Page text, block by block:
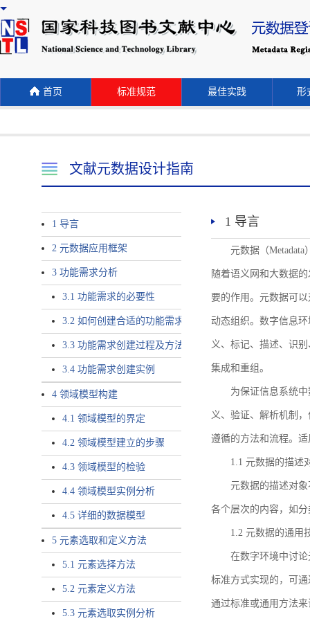
首页 标准规范 最佳实践 形
文献元数据设计指南
1 导言
2 元数据应用框架
3 功能需求分析
3.1 功能需求的必要性
3.2 如何创建合适的功能需求
3.3 功能需求创建过程及方法
3.4 功能需求创建实例
4 领域模型构建
4.1 领域模型的界定
4.2 领域模型建立的步骤
4.3 领域模型的检验
4.4 领域模型实例分析
4.5 详细的数据模型
5 元素选取和定义方法
5.1 元素选择方法
5.2 元素定义方法
5.3 元素选取实例分析
1 导言
元数据（
随着语义网和大数据
要的作用。元数据可
动态组织。数字信息
义、标记、描述、识
集成和重组。
为保证信息系统
义、验证、解析机制
遵循的方法和流程。
1.1 元数据的描述
元数据的描述对
各个层次的内容，如
1.2 元数据的通用
在数字环境中讨
标准方式实现的，可
通过标准或通用方法